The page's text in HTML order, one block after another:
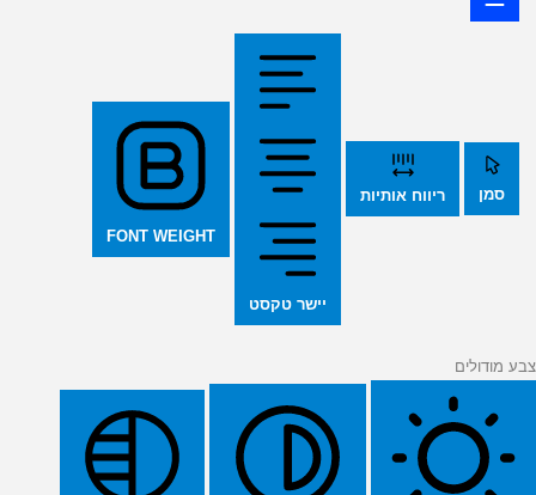
סמן ריווח אותיות
יישר טקסט
FONT WEIGHT
צבע מודולים